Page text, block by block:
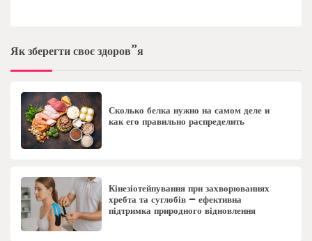
Як зберегти своє здоров”я
Сколько белка нужно на самом деле и
как его правильно распределить
Кінезіотейпування при захворюваннях
хребта та суглобів – ефективна
підтримка природного відновлення